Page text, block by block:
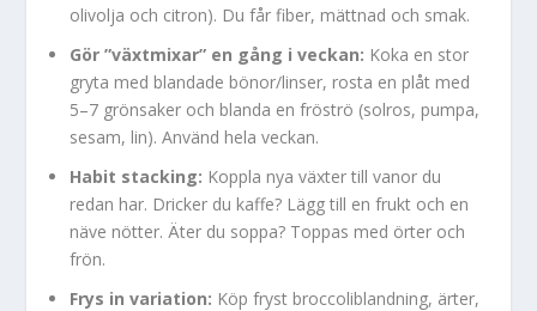
olivolja och citron). Du får fiber, mättnad och smak.
Gör ”växtmixar” en gång i veckan: Koka en stor
gryta med blandade bönor/linser, rosta en plåt med
5–7 grönsaker och blanda en fröströ (solros, pumpa,
sesam, lin). Använd hela veckan.
Habit stacking: Koppla nya växter till vanor du
redan har. Dricker du kaffe? Lägg till en frukt och en
näve nötter. Äter du soppa? Toppas med örter och
frön.
Frys in variation: Köp fryst broccoliblandning, ärter,